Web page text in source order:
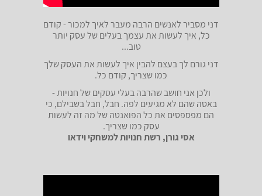
דני מסביר לאנשים הרבה מעבר לאיך למכור - קודם
כל, איך לעשות את עצמך בעלים של עסק יותר
טוב...
דני גורם לך בעצם להבין איך לעשות את העסק שלך
כמו שצריך, קודם כל.
ולכן אני חושב שהרבה בעלי עסקים של חנויות -
באסה שהם לא מגיעים לפה. חבל, חבל בשבילם, כי
הם מפספסים את כל הפואנטה של מה זה לעשות
עסק כמו שצריך.
אסי גורן, רשת חנויות למשחקי וידאו